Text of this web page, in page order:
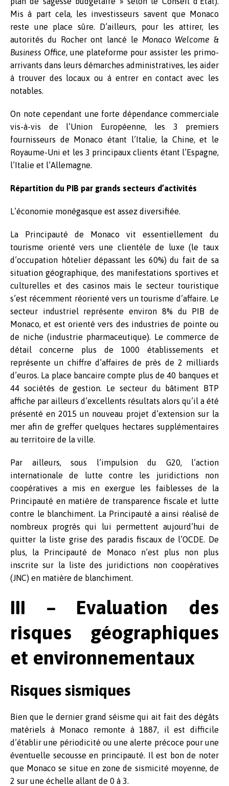
Mis à part cela, les investisseurs savent que Monaco
reste une place sûre. D’ailleurs, pour les attirer, les
autorités du Rocher ont lancé le Monaco Welcome &
Business Office, une plateforme pour assister les primo-
arrivants dans leurs démarches administratives, les aider
à trouver des locaux ou à entrer en contact avec les
notables.
On note cependant une forte dépendance commerciale
vis-à-vis de l’Union Européenne, les 3 premiers
fournisseurs de Monaco étant l’Italie, la Chine, et le
Royaume-Uni et les 3 principaux clients étant l’Espagne,
l’Italie et l’Allemagne.
Répartition du PIB par grands secteurs d’activités
L’économie monégasque est assez diversifiée.
La Principauté de Monaco vit essentiellement du
tourisme orienté vers une clientèle de luxe (le taux
d’occupation hôtelier dépassant les 60%) du fait de sa
situation géographique, des manifestations sportives et
culturelles et des casinos mais le secteur touristique
s’est récemment réorienté vers un tourisme d’affaire. Le
secteur industriel représente environ 8% du PIB de
Monaco, et est orienté vers des industries de pointe ou
de niche (industrie pharmaceutique). Le commerce de
détail concerne plus de 1000 établissements et
représente un chiffre d’affaires de près de 2 milliards
d’euros. La place bancaire compte plus de 40 banques et
44 sociétés de gestion. Le secteur du bâtiment BTP
affiche par ailleurs d’excellents résultats alors qu’il a été
présenté en 2015 un nouveau projet d’extension sur la
mer afin de greffer quelques hectares supplémentaires
au territoire de la ville.
Par ailleurs, sous l’impulsion du G20, l’action
internationale de lutte contre les juridictions non
coopératives a mis en exergue les faiblesses de la
Principauté en matière de transparence fiscale et lutte
contre le blanchiment. La Principauté a ainsi réalisé de
nombreux progrès qui lui permettent aujourd’hui de
quitter la liste grise des paradis fiscaux de l’OCDE. De
plus, la Principauté de Monaco n’est plus non plus
inscrite sur la liste des juridictions non coopératives
(JNC) en matière de blanchiment.
III – Evaluation des
risques géographiques
et environnementaux
Risques sismiques
Bien que le dernier grand séisme qui ait fait des dégâts
matériels à Monaco remonte à 1887, il est difficile
d’établir une périodicité ou une alerte précoce pour une
éventuelle secousse en principauté. Il est bon de noter
que Monaco se situe en zone de sismicité moyenne, de
2 sur une échelle allant de 0 à 3.